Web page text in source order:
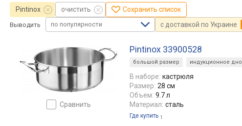
Pintinox очистить Сохранить список
Выводить по популярности с доставкой по Украине
сравнить
Pintinox 33900528
большой размер индукционное дно
В наборе: кастрюля
Размер: 28 см
Объем: 9.7 л
Материал: сталь
Где купить 1